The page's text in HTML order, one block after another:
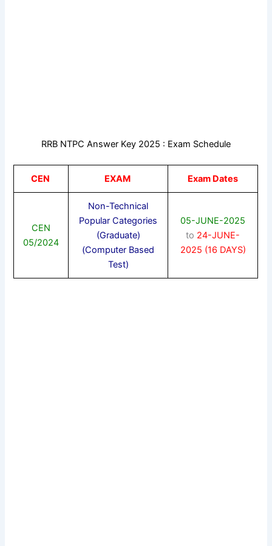
RRB NTPC Answer Key 2025 : Exam Schedule
CEN EXAM Exam Dates
CEN
05/2024
Non-Technical
Popular Categories
(Graduate)
(Computer Based
Test)
05-JUNE-2025
to 24-JUNE-
2025 (16 DAYS)